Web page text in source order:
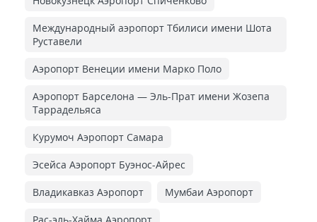
Международный аэропорт Тбилиси имени Шота
Руставели
Аэропорт Венеции имени Марко Поло
Аэропорт Барселона — Эль-Прат имени Жозепа
Таррадельяса
Курумоч Аэропорт Самара
Эсейса Аэропорт Буэнос-Айрес
Владикавказ Аэропорт Мумбаи Аэропорт